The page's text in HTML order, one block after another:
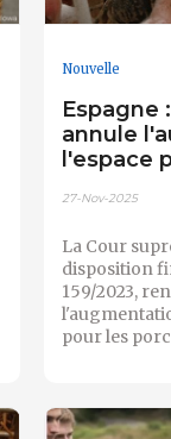
Nouvelle
Espagne
annule
l'espace
27-Nov-2025
La Cour
disposition
159/2023,
pour les